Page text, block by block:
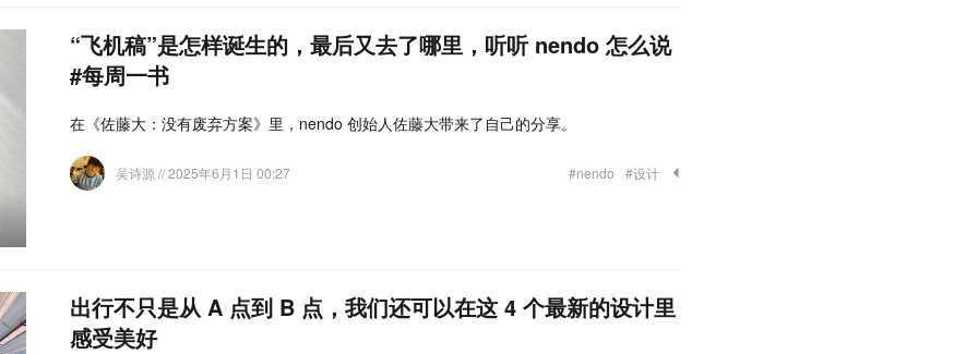
“飞机稿”是怎样诞生的，最后又去了哪里，听听 nendo 怎么说
#每周一书
在《佐藤大：没有废弃方案》里，nendo 创始人佐藤大带来了自己的分享。
吴诗源 // 2025年6月1日 00:27 #nendo #设计
出行不只是从 A 点到 B 点，我们还可以在这 4 个最新的设计里
感受美好